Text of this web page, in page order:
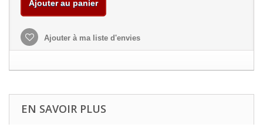
Ajouter au panier
Ajouter à ma liste d'envies
EN SAVOIR PLUS